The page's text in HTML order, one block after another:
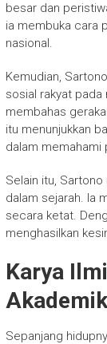
besar dan
ia membuka cara
nasional.
Kemudian,
sosial rakyat pada
membahas
itu menunjukkan
dalam memahami
Selain itu,
dalam sejarah. Ia
secara ketat.
menghasilkan
Karya
Akademik
Sepanjang